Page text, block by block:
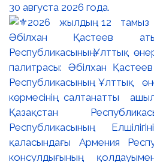
30 августа 2026 года.